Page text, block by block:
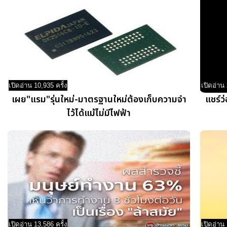
เปิดอ่าน 10,935 ครั้ง
เผย"แรม"รุ่นใหม่-มาตรฐานใหม่ต้องเก็บความจำ
ไว้ได้แม้ไม่มีไฟฟ้า
เปิดอ่าน
แชร์
เปิดอ่าน 13,586 ครั้ง เปิดอ่าน